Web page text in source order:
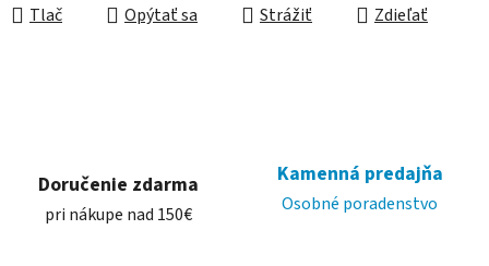
Tlač Opýtať sa Strážiť Zdieľať
Doručenie zdarma
pri nákupe nad 150€
Kamenná predajňa
Osobné poradenstvo